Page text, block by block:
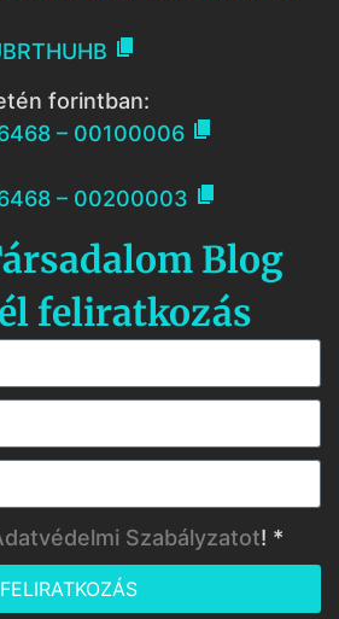

forintban:
– 00100006 
– 00200003 
Blog
feliratkozás
Szabályzatot! *
FELIRATKOZÁS